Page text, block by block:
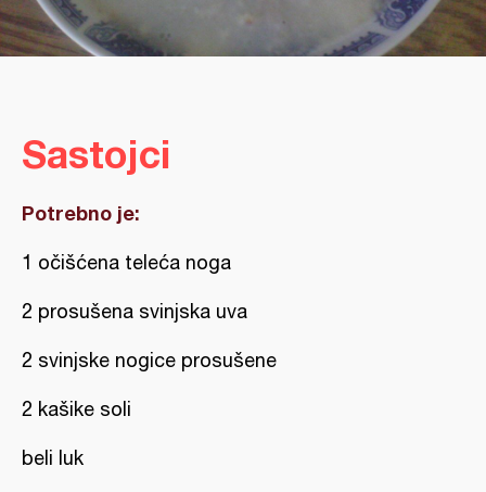
Sastojci
Potrebno je:
1 očišćena teleća noga
2 prosušena svinjska uva
2 svinjske nogice prosušene
2 kašike soli
beli luk